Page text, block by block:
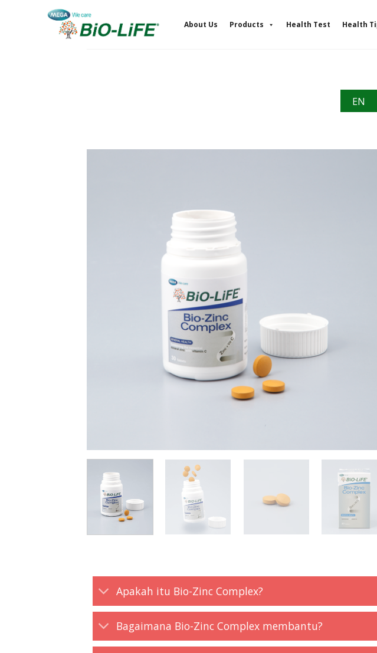
About Us Products Health Test Health
EN
Apakah itu Bio-Zinc Complex?
Bagaimana Bio-Zinc Complex membantu?